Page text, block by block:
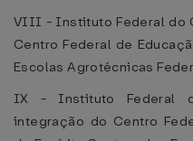
VIII - Instituto Federal do
Centro Federal de
Escolas Agrotécnicas
IX - Instituto Federal
integração do Centro